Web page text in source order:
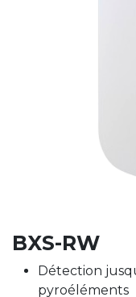
BXS-RW
Détection
pyroéléments